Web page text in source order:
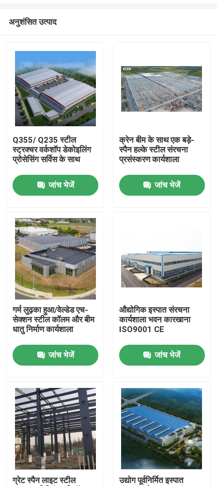
उत्पादों
वीडियो
हमारे बारे में
कारखाना भ्रमण
गुणवत्ता नियंत्रण
एक उद्धरण का अनुरोध करें
इस्पात संरचना गोदाम
इस्पात संरचना कार्यशाला
हल्के इस्पात संरचना
अनुशंसित उत्पाद
Q355/ Q235 स्टील
स्ट्रक्चर वर्कशॉप डेकोइलिंग
प्रोसेसिंग सर्विस के साथ
जांच भेजें
क्रेन बीम के साथ एक बड़े-
स्पैन हल्के स्टील संरचना
प्रसंस्करण कार्यशाला
जांच भेजें
गर्म लुढ़का हुआ/वेल्डेड एच-
सेक्शन स्टील कॉलम और बीम
धातु निर्माण कार्यशाला
जांच भेजें
औद्योगिक इस्पात संरचना
कार्यशाला भवन कारखाना
ISO9001 CE
जांच भेजें
ग्रेट स्पैन लाइट स्टील
उद्योग पूर्वनिर्मित इस्पात